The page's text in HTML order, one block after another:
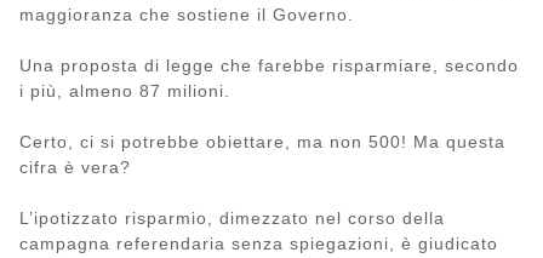
maggioranza che sostiene il Governo.
Una proposta di legge che farebbe risparmiare, secondo
i più, almeno 87 milioni.
Certo, ci si potrebbe obiettare, ma non 500! Ma questa
cifra è vera?
L’ipotizzato risparmio, dimezzato nel corso della
campagna referendaria senza spiegazioni, è giudicato